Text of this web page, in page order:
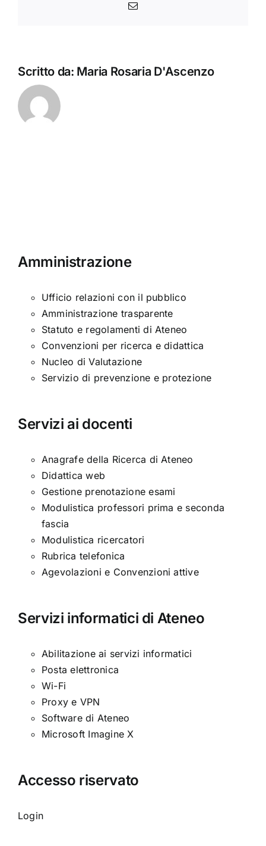
Email
Scritto da: Maria Rosaria D'Ascenzo
Amministrazione
Ufficio relazioni con il pubblico
Amministrazione trasparente
Statuto e regolamenti di Ateneo
Convenzioni per ricerca e didattica
Nucleo di Valutazione
Servizio di prevenzione e protezione
Servizi ai docenti
Anagrafe della Ricerca di Ateneo
Didattica web
Gestione prenotazione esami
Modulistica professori prima e seconda
fascia
Modulistica ricercatori
Rubrica telefonica
Agevolazioni e Convenzioni attive
Servizi informatici di Ateneo
Abilitazione ai servizi informatici
Posta elettronica
Wi-Fi
Proxy e VPN
Software di Ateneo
Microsoft Imagine X
Accesso riservato
Login